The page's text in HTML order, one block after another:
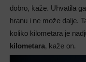
dobro, kaže. Uhvatila
hranu i ne može dalje.
koliko kilometara je
kilometara, kaže on.